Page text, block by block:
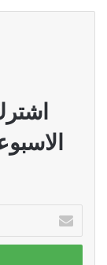
بريدك
الإلكتروني